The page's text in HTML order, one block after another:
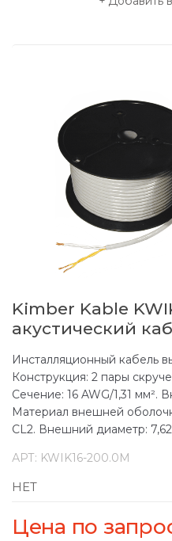
Kimber Kable
акустический
Инсталляционный кабель
Конструкция: 2 пары
Сечение: 16 AWG/1,31 мм².
Материал внешней
CL2. Внешний диаметр:
АРТ: KWIK16-200.0M
НЕТ
Цена по